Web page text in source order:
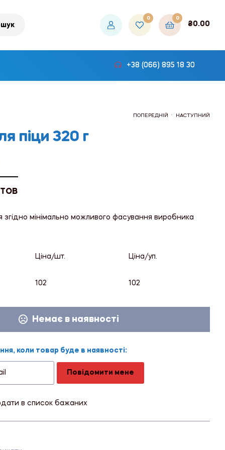
0 0
₴0.00
+38 (066) 895 18 30
ПОПЕРЕДНІЙ НАСТУПНИЙ
піци 320 г
ТОВ
згідно мінімально можливого фасування виробника
Ціна/шт. Ціна/уп.
102 102
Немає в наявності
коли товар буде в наявності:
Повідомити мене
в список бажаних